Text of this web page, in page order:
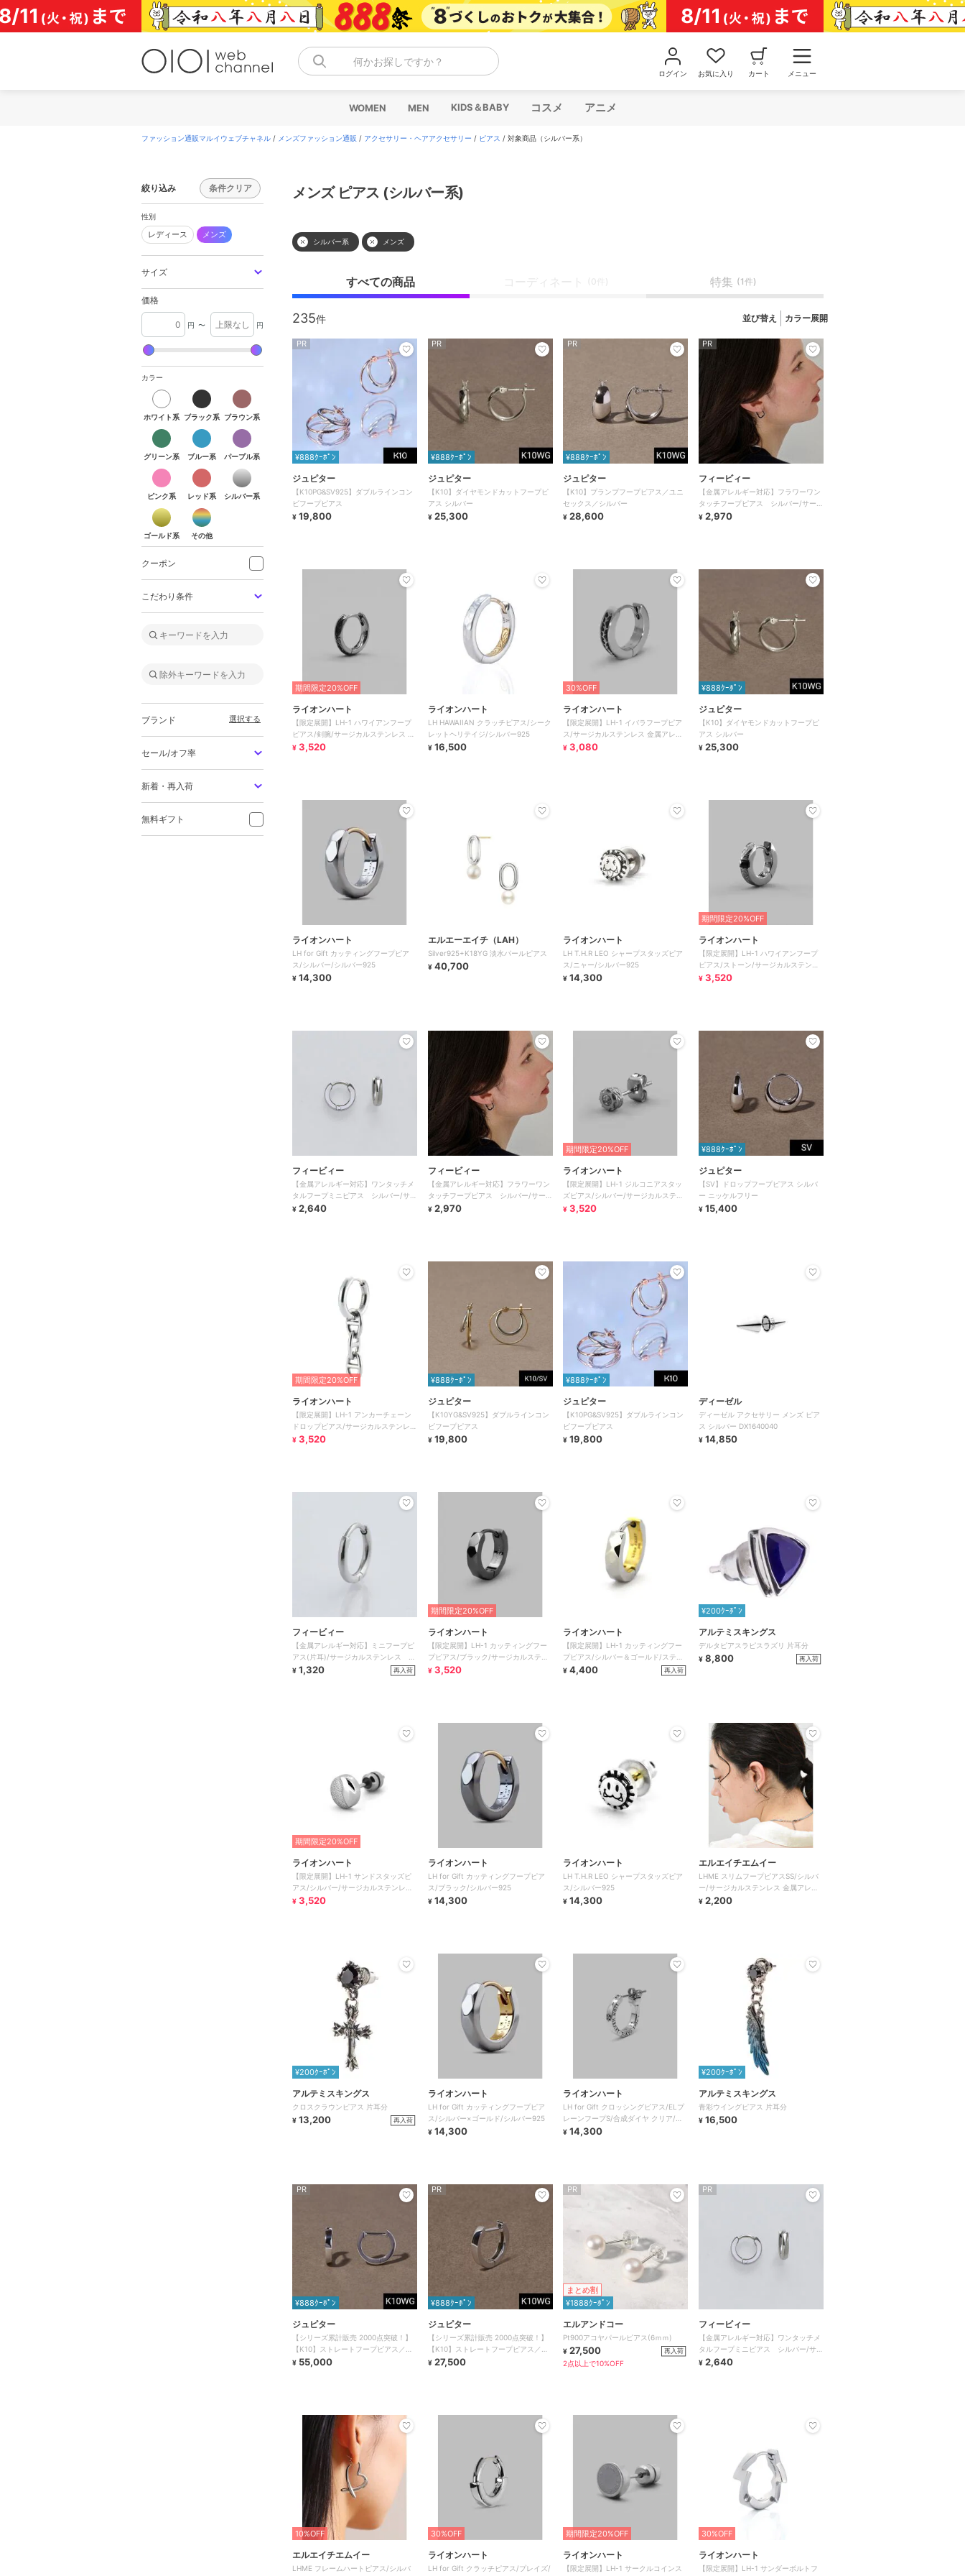
コ
ン
テ
何かお探しですか？
ログイン お気に入り カート メニュー
WOMEN MEN KIDS＆BABY コスメ アニメ
ファッション通販マルイウェブチャネル / メンズファッション通販 / アクセサリー・ヘアアクセサリー / ピアス / 対象商品（シルバー系）
絞り込み 条件クリア
性別
レディース メンズ
サイズ
価格
円 〜 円
カラー
ホワイト系 ブラック系 ブラウン系
グリーン系 ブルー系 パープル系
ピンク系 レッド系 シルバー系
ゴールド系 その他
クーポン
こだわり条件
ブランド 選択する
セール/オフ率
新着・再入荷
無料ギフト
メンズ ピアス (シルバー系)
シルバー系 メンズ
すべての商品 コーディネート (0件) 特集 (1件)
235 並び替え カラー展開
PR
¥888ｸｰﾎﾟﾝ
ジュピター
【K10PG&SV925】ダブルラインコン
ビフープピアス
¥ 19,800
PR
¥888ｸｰﾎﾟﾝ
ジュピター
【K10】ダイヤモンドカットフープピ
アス シルバー
¥ 25,300
PR
¥888ｸｰﾎﾟﾝ
ジュピター
【K10】プランプフープピアス／ユニ
セックス／シルバー
¥ 28,600
PR
フィービィー
【金属アレルギー対応】フラワーワン
タッチフープピアス シルバー/サージ
カルステンレス
¥ 2,970
期間限定20%OFF
ライオンハート
【限定展開】LH-1 ハワイアンフープ
ピアス/剣腕/サージカルステンレス 金
属アレルギー対応
¥ 3,520
ライオンハート
LH HAWAIIAN クラッチピアス/シーク
レットヘリテイジ/シルバー925
¥ 16,500
30%OFF
ライオンハート
【限定展開】LH-1 イバラフープピア
ス/サージカルステンレス 金属アレル
ギー対応
¥ 3,080
¥888ｸｰﾎﾟﾝ
ジュピター
【K10】ダイヤモンドカットフープピ
アス シルバー
¥ 25,300
ライオンハート
LH for Gift カッティングフープピア
ス/シルバー/シルバー925
¥ 14,300
エルエーエイチ（LAH）
Silver925+K18YG 淡水パールピアス
¥ 40,700
ライオンハート
LH T.H.R LEO シャープスタッズピア
ス/ニャー/シルバー925
¥ 14,300
期間限定20%OFF
ライオンハート
【限定展開】LH-1 ハワイアンフープ
ピアス/ストーン/サージカルステンレ
ス 金属アレルギー対応
¥ 3,520
フィービィー
【金属アレルギー対応】ワンタッチメ
タルフープミニピアス シルバー/サー
ジカルステンレス
¥ 2,640
フィービィー
【金属アレルギー対応】フラワーワン
タッチフープピアス シルバー/サージ
カルステンレス
¥ 2,970
期間限定20%OFF
ライオンハート
【限定展開】LH-1 ジルコニアスタッ
ズピアス/シルバー/サージカルステン
レス 金属アレルギー対応
¥ 3,520
¥888ｸｰﾎﾟﾝ
ジュピター
【SV】ドロップフープピアス シルバ
ー ニッケルフリー
¥ 15,400
期間限定20%OFF
ライオンハート
【限定展開】LH-1 アンカーチェーン
ドロップピアス/サージカルステンレス
金属アレルギー対応
¥ 3,520
¥888ｸｰﾎﾟﾝ
ジュピター
【K10YG&SV925】ダブルラインコン
ビフープピアス
¥ 19,800
¥888ｸｰﾎﾟﾝ
ジュピター
【K10PG&SV925】ダブルラインコン
ビフープピアス
¥ 19,800
ディーゼル
ディーゼル アクセサリー メンズ ピア
ス シルバー DX1640040
¥ 14,850
フィービィー
【金属アレルギー対応】ミニフープピ
アス(片耳)/サージカルステンレス シ
ルバー
¥ 1,320 再入荷
期間限定20%OFF
ライオンハート
【限定展開】LH-1 カッティングフー
プピアス/ブラック/サージカルステン
レス 金属アレルギー対応
¥ 3,520
ライオンハート
【限定展開】LH-1 カッティングフー
プピアス/シルバー＆ゴールド/ステン
レス金属アレルギー対応
¥ 4,400 再入荷
¥200ｸｰﾎﾟﾝ
アルテミスキングス
デルタピアスラピスラズリ 片耳分
¥ 8,800 再入荷
期間限定20%OFF
ライオンハート
【限定展開】LH-1 サンドスタッズピ
アス/シルバー/サージカルステンレス
金属アレルギー対応
¥ 3,520
ライオンハート
LH for Gift カッティングフープピア
ス/ブラック/シルバー925
¥ 14,300
ライオンハート
LH T.H.R LEO シャープスタッズピア
ス/シルバー925
¥ 14,300
エルエイチエムイー
LHME スリムフープピアスSS/シルバ
ー/サージカルステンレス 金属アレル
ギー対応
¥ 2,200
¥200ｸｰﾎﾟﾝ
アルテミスキングス
クロスクラウンピアス 片耳分
¥ 13,200 再入荷
ライオンハート
LH for Gift カッティングフープピア
ス/シルバー×ゴールド/シルバー925
¥ 14,300
ライオンハート
LH for Gift クロッシングピアス/ELプ
レーンフープS/合成ダイヤ クリア/シ
ルバー925
¥ 14,300
¥200ｸｰﾎﾟﾝ
アルテミスキングス
青彩ウイングピアス 片耳分
¥ 16,500
PR
¥888ｸｰﾎﾟﾝ
ジュピター
【シリーズ累計販売 2000点突破！】
【K10】ストレートフープピアス／ユ
ニセックス／シルバー
¥ 55,000
PR
¥888ｸｰﾎﾟﾝ
ジュピター
【シリーズ累計販売 2000点突破！】
【K10】ストレートフープピアス／片
耳／ユニセックス／シルバー
¥ 27,500
PR
まとめ割
¥1888ｸｰﾎﾟﾝ
エルアンドコー
Pt900アコヤパールピアス(6ｍｍ)
¥ 27,500 再入荷
2点以上で10%OFF
PR
フィービィー
【金属アレルギー対応】ワンタッチメ
タルフープミニピアス シルバー/サー
ジカルステンレス
¥ 2,640
10%OFF
エルエイチエムイー
LHME フレームハートピアス/シルバ
30%OFF
ライオンハート
LH for Gift クラッチピアス/プレイズ/
期間限定20%OFF
ライオンハート
【限定展開】LH-1 サークルコインス
30%OFF
ライオンハート
【限定展開】LH-1 サンダーボルトフ